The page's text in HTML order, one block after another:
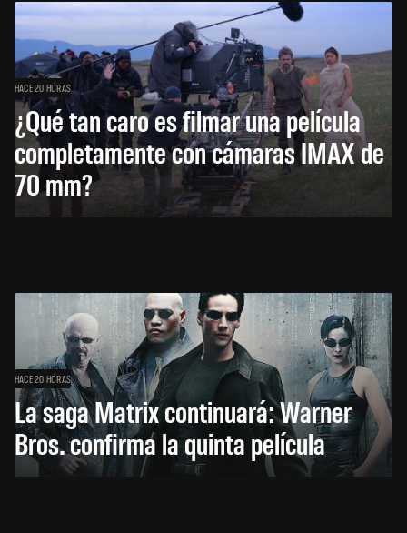
HACE 20 HORAS
¿Qué tan caro es filmar una película
completamente con cámaras IMAX de
70 mm?
HACE 20 HORAS
La saga Matrix continuará: Warner
Bros. confirma la quinta película